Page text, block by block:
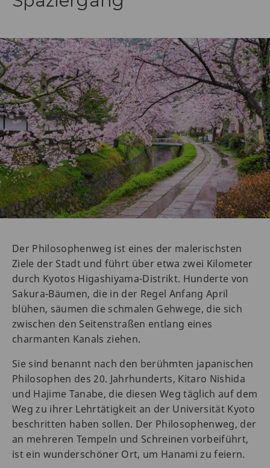
Der Philosophenweg ist eines der malerischsten
Ziele der Stadt und führt über etwa zwei Kilometer
durch Kyotos Higashiyama-Distrikt. Hunderte von
Sakura-Bäumen, die in der Regel Anfang April
blühen, säumen die schmalen Gehwege, die sich
zwischen den Seitenstraßen entlang eines
charmanten Kanals ziehen.
Sie sind benannt nach den berühmten japanischen
Philosophen des 20. Jahrhunderts, Kitaro Nishida
und Hajime Tanabe, die diesen Weg täglich auf dem
Weg zu ihrer Lehrtätigkeit an der Universität Kyoto
beschritten haben sollen. Der Philosophenweg, der
an mehreren Tempeln und Schreinen vorbeiführt,
ist ein wunderschöner Ort, um Hanami zu feiern.